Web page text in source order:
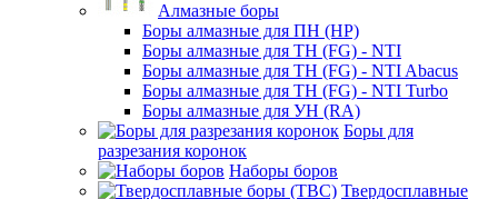
Алмазные боры
Боры алмазные для ПН (HP)
Боры алмазные для ТН (FG) - NTI
Боры алмазные для ТН (FG) - NTI Abacus
Боры алмазные для ТН (FG) - NTI Turbo
Боры алмазные для УН (RA)
Боры для
разрезания коронок
Наборы боров
Твердосплавные